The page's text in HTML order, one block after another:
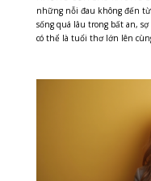
những nỗi đau không đến
sống quá lâu trong bất an,
có thể là tuổi thơ lớn lên